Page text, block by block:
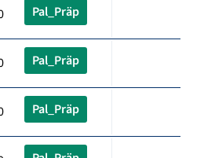
Pal_Präp
Pal_Präp
Pal_Präp